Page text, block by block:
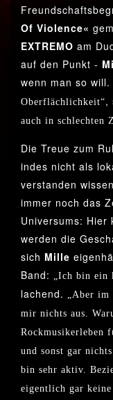
Of Violence«
EXTREMO am
auf den Punkt -
wenn man so will.
Oberflächlichkeit“,
auch in schlechten
Die Treue zum
indes nicht als
verstanden
immer noch das
Universums: Hier
werden die
sich Mille
Band: „Ich bin ein
lachend. „Aber im
mir nichts aus.
Rockmusikerleben
und sonst gar
bin sehr aktiv.
eigentlich gar